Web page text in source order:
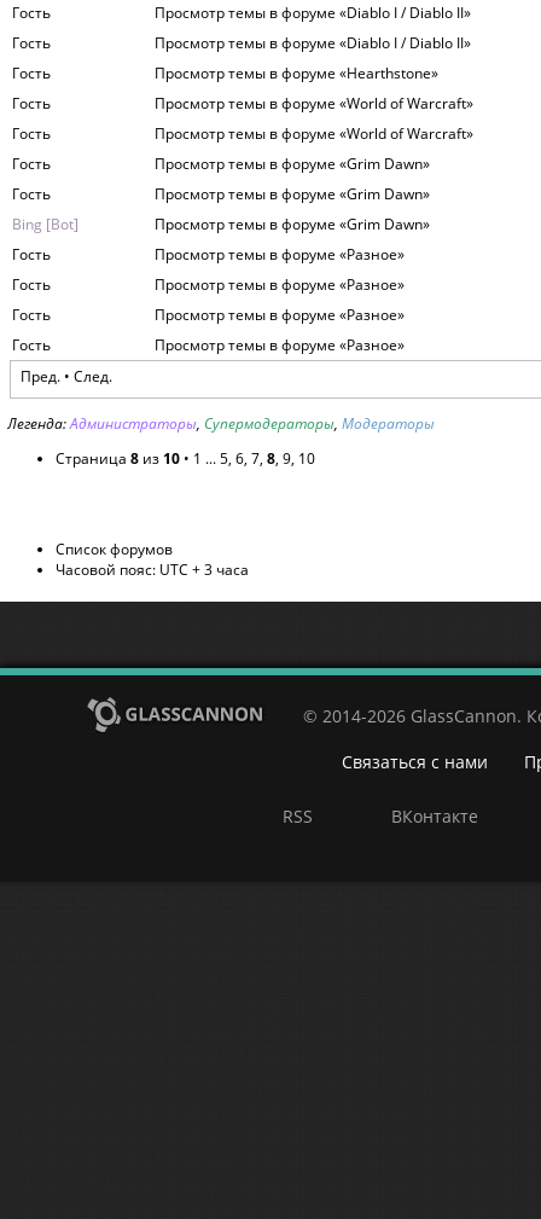
Гость
Просмотр темы в форуме «Diablo I / Diablo II»
Гость
Просмотр темы в форуме «Diablo I / Diablo II»
Гость
Просмотр темы в форуме «Hearthstone»
Гость
Просмотр темы в форуме «World of Warcraft»
Гость
Просмотр темы в форуме «World of Warcraft»
Гость
Просмотр темы в форуме «Grim Dawn»
Гость
Просмотр темы в форуме «Grim Dawn»
Bing [Bot]
Просмотр темы в форуме «Grim Dawn»
Гость
Просмотр темы в форуме «Разное»
Гость
Просмотр темы в форуме «Разное»
Гость
Просмотр темы в форуме «Разное»
Гость
Просмотр темы в форуме «Разное»
Пред.• След.
Легенда:Администраторы, Супермодераторы, Модераторы
Страница 8 из 10 • 1 ...5, 6, 7, 8, 9, 10
Список форумов
Часовой пояс: UTC + 3 часа
© 2014-2026 GlassCannon.
Связаться с нами
RSS ВКонтакте